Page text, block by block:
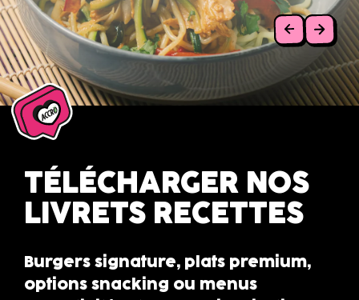
TÉLÉCHARGER NOS
LIVRETS RECETTES
Burgers signature, plats premium,
options snacking ou menus